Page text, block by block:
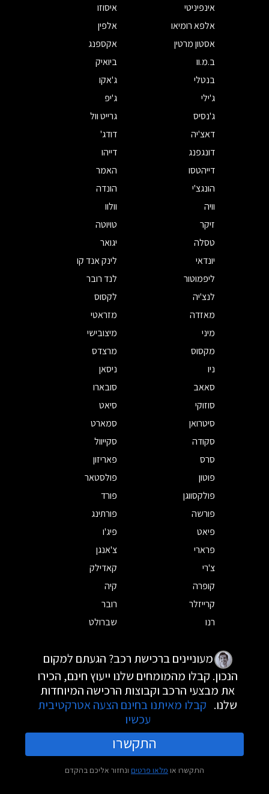
אינפיניטי
איסוזו
אלפא רומיאו
אלפין
אסטון מרטין
אקספנג
ב.מ.וו
ביואיק
בנטלי
ג'אקו
ג'ילי
ג'יפ
ג'נסיס
גרייט וול
דאצ'יה
דודג'
דונגפנג
דייהו
דייהטסו
האמר
הונגצ'י
הונדה
וויה
וולוו
זיקר
טויוטה
טסלה
יגואר
יונדאי
לינק אנד קו
ליפמוטור
לנד רובר
לנצ'יה
לקסוס
מאזדה
מזראטי
מיני
מיצובישי
מקסוס
מרצדס
ניו
ניסאן
סאאב
סובארו
סוזוקי
סיאט
סיטרואן
סמארט
סקודה
סקייוול
סרס
פאריזון
פוטון
פולסטאר
פולקסווגן
פורד
פורשה
פורתינג
פיאט
פיג'ו
פרארי
צ'אנגן
צ'רי
קאדילק
קופרה
קיה
קרייזלר
רובר
רנו
שברולט
מעוניינים ברכישת רכב? הגעתם למקום
הנכון. קבלו מהמומחים שלנו ייעוץ חינם, הכירו
את מבצעי הרכב וקבוצות הרכישה המיוחדות
שלנו. קבלו מאיתנו בחינם הצעה אטרקטיבית
עכשיו
התקשרו
התקשרו או מלאו פרטים ונחזור אליכם בהקדם